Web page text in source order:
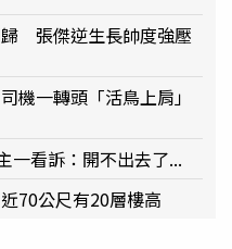
張傑逆生長帥度強壓
一轉頭「活鳥上肩」
看訴：開不出去了...
70公尺有20層樓高